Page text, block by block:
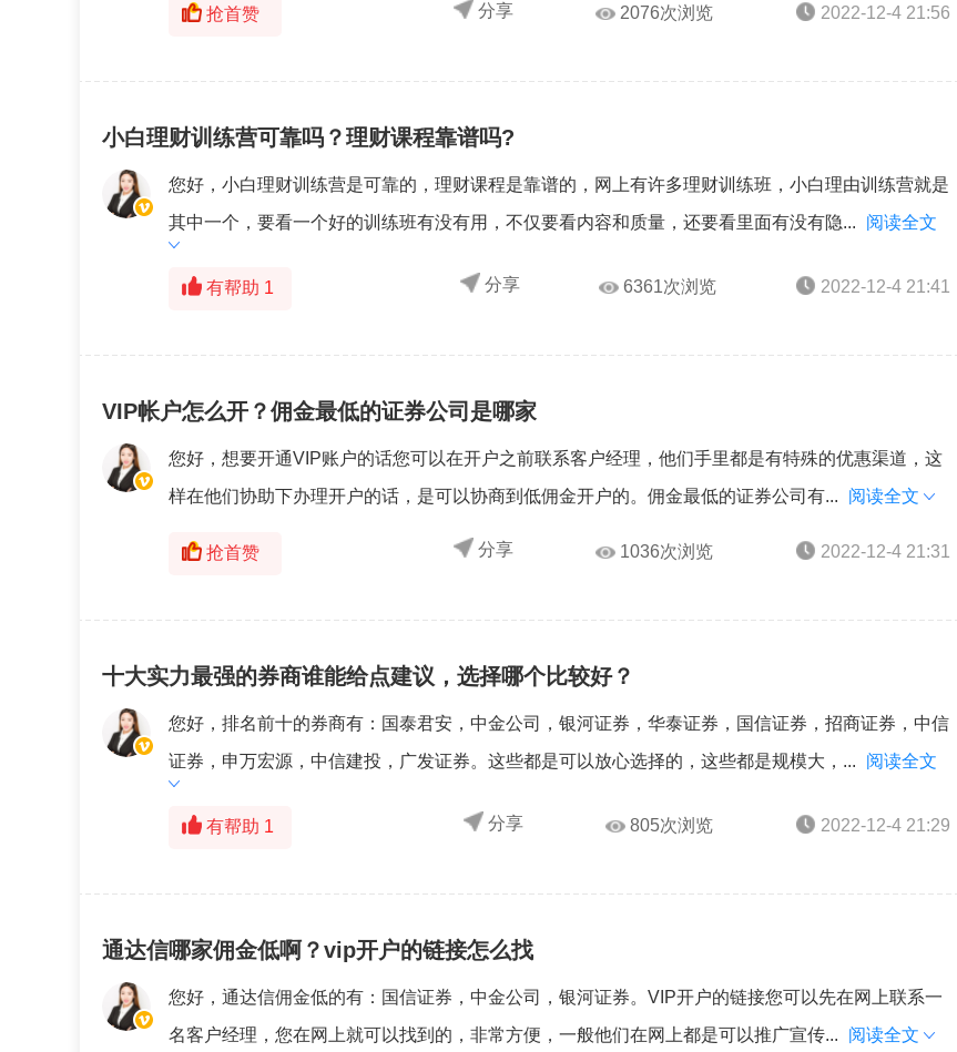
抢首赞 分享 2076次浏览 2022-12-4 21:56
小白理财训练营可靠吗？理财课程靠谱吗?
您好，小白理财训练营是可靠的，理财课程是靠谱的，网上有许多理财训练班，小白理由训练营就是
其中一个，要看一个好的训练班有没有用，不仅要看内容和质量，还要看里面有没有隐...
阅读全文
有帮助 1 分享 6361次浏览 2022-12-4 21:41
VIP帐户怎么开？佣金最低的证券公司是哪家
您好，想要开通VIP账户的话您可以在开户之前联系客户经理，他们手里都是有特殊的优惠渠道，这
样在他们协助下办理开户的话，是可以协商到低佣金开户的。佣金最低的证券公司有...
阅读全文
抢首赞 分享 1036次浏览 2022-12-4 21:31
十大实力最强的券商谁能给点建议，选择哪个比较好？
您好，排名前十的券商有：国泰君安，中金公司，银河证券，华泰证券，国信证券，招商证券，中信
证券，申万宏源，中信建投，广发证券。这些都是可以放心选择的，这些都是规模大，...
阅读全文
有帮助 1 分享 805次浏览 2022-12-4 21:29
通达信哪家佣金低啊？vip开户的链接怎么找
您好，通达信佣金低的有：国信证券，中金公司，银河证券。VIP开户的链接您可以先在网上联系一
名客户经理，您在网上就可以找到的，非常方便，一般他们在网上都是可以推广宣传...
阅读全文